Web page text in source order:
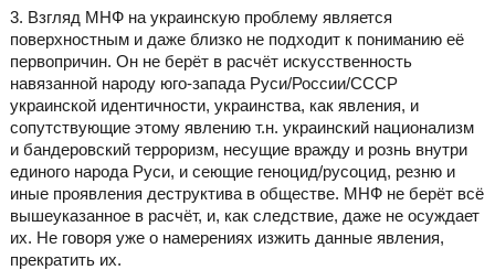
3. Взгляд МНФ на украинскую проблему является
поверхностным и даже близко не подходит к пониманию её
первопричин. Он не берёт в расчёт искусственность
навязанной народу юго-запада Руси/России/СССР
украинской идентичности, украинства, как явления, и
сопутствующие этому явлению т.н. украинский национализм
и бандеровский терроризм, несущие вражду и рознь внутри
единого народа Руси, и сеющие геноцид/русоцид, резню и
иные проявления деструктива в обществе. МНФ не берёт всё
вышеуказанное в расчёт, и, как следствие, даже не осуждает
их. Не говоря уже о намерениях изжить данные явления,
прекратить их.